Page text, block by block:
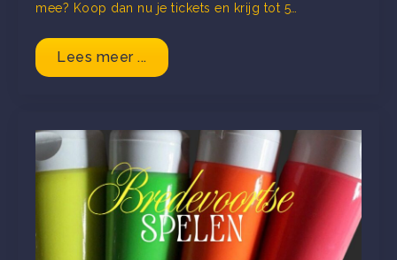
mee? Koop dan nu je tickets en krijg tot 5…
Lees meer ...